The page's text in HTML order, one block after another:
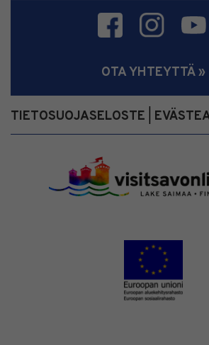
OTA YHTEYTTÄ »
TIETOSUOJASELOSTE